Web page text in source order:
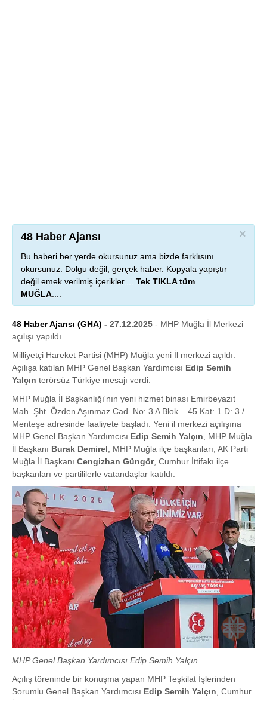
×
48 Haber Ajansı
Bu haberi her yerde okursunuz ama bizde farklısını
okursunuz. Dolgu değil, gerçek haber. Kopyala yapıştır
değil emek verilmiş içerikler.... Tek TIKLA tüm
MUĞLA
48 Haber Ajansı (GHA) - 27.12.2025 - MHP Muğla İl Merkezi
açılışı yapıldı
Milliyetçi Hareket Partisi (MHP) Muğla yeni İl merkezi açıldı.
Açılışa katılan MHP Genel Başkan Yardımcısı Edip Semih
Yalçın terörsüz Türkiye mesajı verdi.
MHP Muğla İl Başkanlığı'nın yeni hizmet binası Emirbeyazıt
Mah. Şht. Özden Aşınmaz Cad. No: 3 A Blok – 45 Kat: 1 D: 3 /
Menteşe adresinde faaliyete başladı. Yeni il merkezi açılışına
MHP Genel Başkan Yardımcısı Edip Semih Yalçın , MHP Muğla
İl Başkanı Burak Demirel , MHP Muğla ilçe başkanları, AK Parti
Muğla İl Başkanı Cengizhan Güngör, Cumhur İttifakı ilçe
başkanları ve partililerle vatandaşlar katıldı.
MHP Genel Başkan Yardımcısı Edip Semih Yalçın
Açılış töreninde bir konuşma yapan MHP Teşkilat İşlerinden
Sorumlu Genel Başkan Yardımcısı Edip Semih Yalçın, Cumhur